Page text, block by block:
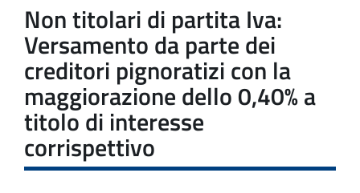
Non titolari di partita Iva:
Versamento da parte dei
creditori pignoratizi con la
maggiorazione dello 0,40% a
titolo di interesse
corrispettivo